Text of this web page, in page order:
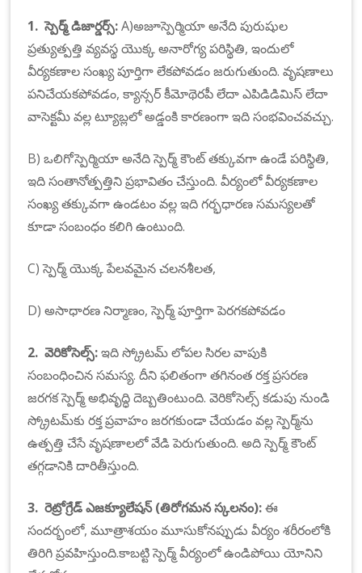
1. స్పెర్మ్ డిజార్డర్స్:A)అజూస్పెర్మియా అనేది పురుషుల
ప్రత్యుత్పత్తి వ్యవస్థ యొక్క అనారోగ్య పరిస్థితి, ఇందులో
వీర్యకణాల సంఖ్య పూర్తిగా లేకపోవడం జరుగుతుంది. వృషణాలు
పనిచేయకపోవడం, క్యాన్సర్ కీమోథెరపీ లేదా ఎపిడిడిమిస్ లేదా
వాసెక్టమీ వల్ల ట్యూబ్లలో అడ్డంకి కారణంగా ఇది సంభవించవచ్చు.
B) ఒలిగోస్పెర్మియా అనేది స్పెర్మ్ కౌంట్ తక్కువగా ఉండే పరిస్థితి,
ఇది సంతానోత్పత్తిని ప్రభావితం చేస్తుంది. వీర్యంలో వీర్యకణాల
సంఖ్య తక్కువగా ఉండటం వల్ల ఇది గర్భధారణ సమస్యలతో
కూడా సంబంధం కలిగి ఉంటుంది.
C) స్పెర్మ్ యొక్క పేలవమైన చలనశీలత,
D) అసాధారణ నిర్మాణం, స్పెర్మ్ పూర్తిగా పెరగకపోవడం
2. వెరికోసెల్స్:ఇది స్క్రోటమ్ లోపల సిరల వాపుకి
సంబంధించిన సమస్య. దీని ఫలితంగా తగినంత రక్త ప్రసరణ
జరగక స్పెర్మ్ అభివృద్ధి దెబ్బతింటుంది. వెరికోసెల్స్ కడుపు నుండి
స్క్రోటమ్‌కు రక్త ప్రవాహం జరగకుండా చేయడం వల్ల స్పెర్మ్‌ను
ఉత్పత్తి చేసే వృషణాలలో వేడి పెరుగుతుంది. అది స్పెర్మ్ కౌంట్
తగ్గడానికి దారితీస్తుంది.
3. రెట్రోగ్రేడ్ ఎజక్యూలేషన్ (తిరోగమన స్కలనం):ఈ
సందర్భంలో, ​మూత్రాశయం మూసుకోనప్పుడు వీర్యం శరీరంలోకి
తిరిగి ప్రవహిస్తుంది.కాబట్టి స్పెర్మ్ వీర్యంలో ఉండిపోయి యోనిని